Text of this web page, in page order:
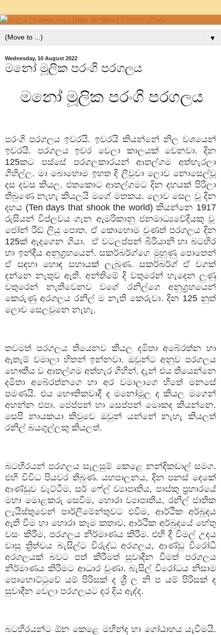
▼
Wednesday, 10 August 2022
මනෝ මූලික පරංගි පරගලය
මනෝ මූලික පරංගි පරගලය
පරංගි පරගලය ඉවරයි. ඉවරයි කියන්නේ නිල වශයෙන්
ඉවරයි. පරගලය ඉවර වෙලා කාලයක් වෙනවා. දින
125කට පස්සේ පරගලකාරයන් ආතල්ගම අත්හැරලා
ගිහිල්ල. මා බොහොම ඉහත දි ලිවුවා ලොව නොසෙල්වූ
දස දවස කියල. එතකොට ආතල්ගමට දින දහයක් පිරිලා
තිබුණෙ නැහැ කියලයි මගේ මතකය. ලොව සෙල වූ දින
දහය (Ten days that shook the world) කියන්නෙ 1917
රුසියන් විප්ලවය ගැන ඇමරිකානු ජනමාධ්‍යවේදියකු වූ
ජෝන් රීඩ් ලියු පොත. ඒ කොහොම වුණත් පරගලය දින
125ක් ඇදගෙන ගියා. ඒ වටලප්පන් බිරියානි හා බටහිර
හා ඉන්දීය අනුග්‍රහයෙන්. සකර්බර්ග්ගෙ මුහුණු පොතෙන්
ඒ සඳහා හොඳ සහායක් ලැබුණ. සකර්බර්ග් ඒ වගක්
දන්නෙ නැතුව ඇති. අන්තිමේ දි වතුරෙන් හැදෙන ලුණු
වතුරෙන් නැතිවෙනව වගේ රනිල්ගෙ අනුග්‍රහයෙන්
කෙරුණු අරගලය රනිල් ම නැති කෙරුවා. දින 125 නුත්
ලොව සෙලවුනෙ නැහැ.
තවමත් පරගලය තියෙනව කියල දමිතා අබේරත්න හා
ඇතැම් වමාලා හිතන් ඉන්නවා. ඔවුන්ට අනුව පරගලය
භෞතීය ව ආතල්ගම අත්හැර ගිහින්. දැන් එය තියෙන්නෙ
දමිතා අබේරත්නගෙ හා අර වමාලාගෙ හිතේ මනසේ
පමණයි. එය භෞතිකවාදී ද මනෝමූල ද කියල මගෙන්
අහන්න එපා. ජෙප්පන් හා සෙප්පන් මොකද කියන්නෙ.
සෙපි නායකයා කිවුවෙ ඔවුන් යන්නේ නැහැ කියලත්
රනිල් බයගුල්ලකු කියලත්.
බටහිරයන් පරගලය සැලසුම් කෙළෙ නන්දිකඩාල් සමග.
එහි විවිධ පියවර තිබුණ. යහපාලනය, දින පනස් දෙකේ
ආණ්ඩුව වැට්ටීම, සර් ෆේල් ව්‍යාපෘතිය, පාස්කු ප්‍රහාරයේ
මහා මොළකරු සෙවීම, හොරා ව්‍යාපෘතිය, රනිල් ජාතික
ලැයිස්තුවෙන් පාර්ලිමේන්තුවට එවීම, ආර්ථික අර්බුදය
ඇති වීම හා හොරා කෑම කතාව, ආර්ථික අර්බුදයේ හේතු
වසං කිරීම, පරගලය නිර්මාණය කිරීම. එහි දී විමල් උදය
වාසු ත්‍රිත්වය බැසිල්ට විරුද්ධ අරගලය,ආණ්ඩු විරෝධී
අරගලයක් බවට පත් කිරීමත් සුවාදීන වීමත් පරගලය
නිර්මාණය කිරීමට ආධාර වුණා. බැසිල් විරෝධය නිසාම
පොහොට්ටුවේ යම් පිරිසක් ද ශ්‍රී ල නි ප යම් පිරිසක් ද
සුවාදීන වෙලා පරගලයට දර දිය ඇද්ද.
බටහිරයන්ට ඕන කෙළෙ මහින්ද හා ගෝඨාභය යැවීමයි.